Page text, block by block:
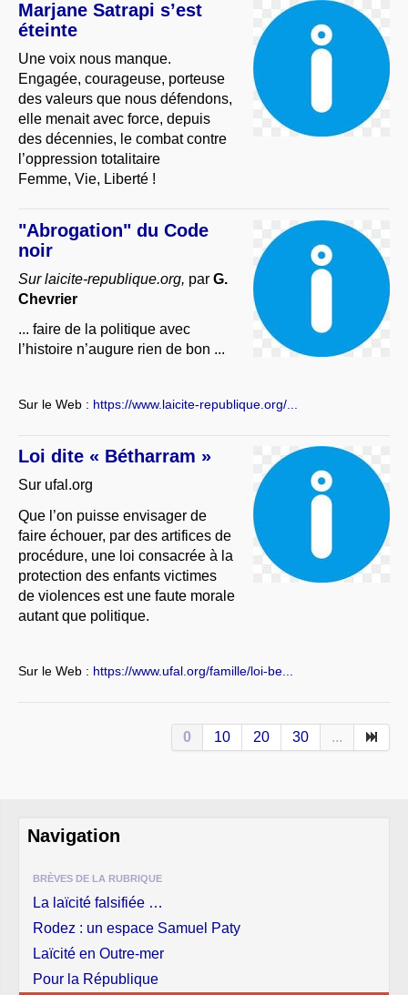
Marjane Satrapi s’est
éteinte
Une voix nous manque.
Engagée, courageuse, porteuse
des valeurs que nous défendons,
elle menait avec force, depuis
des décennies, le combat contre
l’oppression totalitaire
Femme, Vie, Liberté !
"Abrogation" du Code
noir
Sur laicite-republique.org, par G.
Chevrier
... faire de la politique avec
l’histoire n’augure rien de bon ...
Sur le Web : https://www.laicite-republique.org/...
Loi dite « Bétharram »
Sur ufal.org
Que l’on puisse envisager de
faire échouer, par des artifices de
procédure, une loi consacrée à la
protection des enfants victimes
de violences est une faute morale
autant que politique.
Sur le Web : https://www.ufal.org/famille/loi-be...
0 10 20 30 ...
Navigation
BRÈVES DE LA RUBRIQUE
La laïcité falsifiée …
Rodez : un espace Samuel Paty
Laïcité en Outre-mer
Pour la République